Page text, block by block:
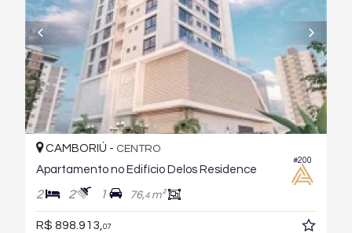
#200
CAMBORIÚ - CENTRO
Apartamento no Edifício Delos Residence
2 2 1 76,4m²
R$ 898.913,07